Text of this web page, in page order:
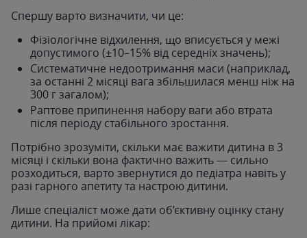
Спершу варто визначити, чи це:
Фізіологічне відхилення, що вписується у межі
допустимого (±10–15% від середніх значень);
Систематичне недоотримання маси (наприклад,
за останні 2 місяці вага збільшилася менш ніж на
300 г загалом);
Раптове припинення набору ваги або втрата
після періоду стабільного зростання.
Потрібно зрозуміти, скільки має важити дитина в 3
місяці і скільки вона фактично важить — сильно
розходиться, варто звернутися до педіатра навіть у
разі гарного апетиту та настрою дитини.
Лише спеціаліст може дати об’єктивну оцінку стану
дитини. На прийомі лікар: